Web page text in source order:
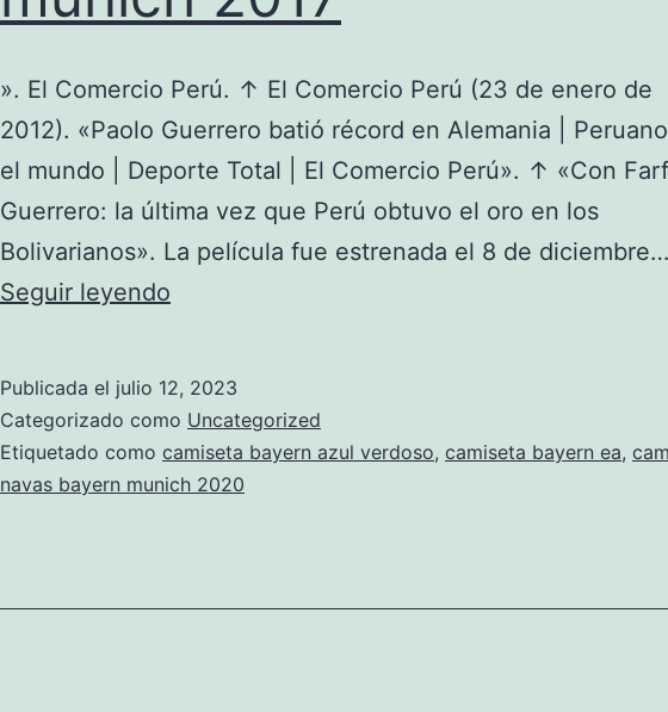
». El Comercio Perú. ↑ El Comercio Perú (23 de enero de
2012). «Paolo Guerrero batió récord en Alemania |
el mundo | Deporte Total | El Comercio Perú». ↑ «Con
Guerrero: la última vez que Perú obtuvo el oro en los
Bolivarianos». La película fue estrenada el 8 de diciembre…
Seguir leyendo
bayern
munich
2017
Publicada el julio 12, 2023
Categorizado como Uncategorized
Etiquetado como camiseta bayern azul verdoso, camiseta bayern ea,
navas bayern munich 2020